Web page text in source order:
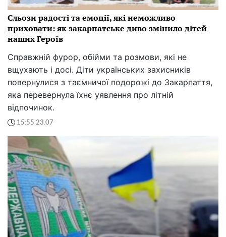
Сльози радості та емоції, які неможливо
приховати: як закарпатське диво змінило дітей
наших Героїв
Справжній фурор, обійми та розмови, які не
вщухають і досі. Діти українських захисників
повернулися з таємничої подорожі до Закарпаття,
яка перевернула їхнє уявлення про літній
відпочинок.
15:55 23.07